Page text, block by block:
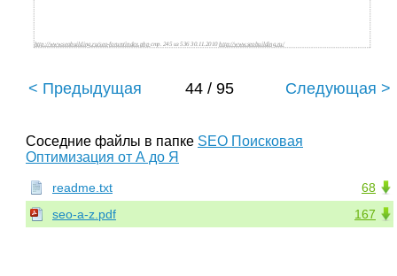
http://www.seobuilding.ru/seo-forum/index.php стр. 245 из 536 30.11.2010http://www.seobuilding.ru/
< Предыдущая 44 / 95 Следующая >
Соседние файлы в папке SEO Поисковая
Оптимизация от А до Я
68
readme.txt
167
seo-a-z.pdf